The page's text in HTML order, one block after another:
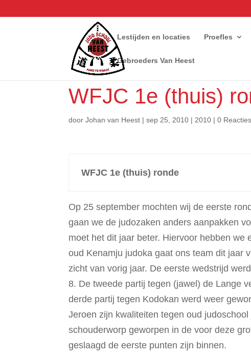
Lestijden en locaties Proefles
Gebroeders Van Heest
WFJC 1e (thuis)
doorJohan van Heest |sep 25, 2010 | 2010 |0 Reacties
WFJC 1e (thuis) ronde
Op 25 september mochten wij de eerste
gaan we de judozaken anders aanpakken
moet het dit jaar beter. Hiervoor hebben
oud Kenamju judoka gaat ons team dit jaar
zicht van vorig jaar. De eerste wedstrijd
8. De tweede partij tegen (jawel) de Lange
derde partij tegen Kodokan werd weer
Jeroen zijn kwaliteiten tegen oud
schouderworp geworpen in de voor deze
geslaagd de eerste punten zijn binnen.